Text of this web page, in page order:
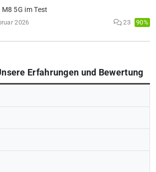
M8 5G im Test
2026 23 90%
Erfahrungen und Bewertung